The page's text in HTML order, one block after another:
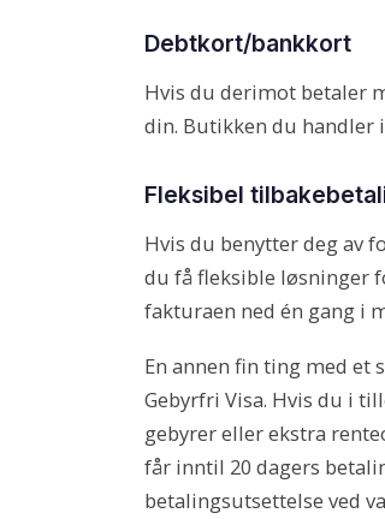
Debtkort/bankkort
Hvis du derimot betaler
din. Butikken du handler
Fleksibel
Hvis du benytter deg av
du få fleksible løsninger
fakturaen ned én gang i
En annen fin ting med et
Gebyrfri Visa. Hvis du i
gebyrer eller ekstra
får inntil 20 dagers
betalingsutsettelse ved